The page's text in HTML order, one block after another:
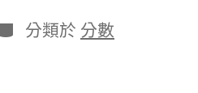
分類於 分數